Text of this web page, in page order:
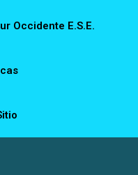
Occidente E.S.E.